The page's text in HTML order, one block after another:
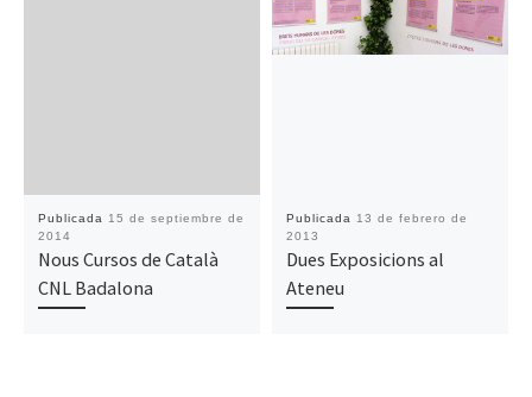
Publicada
15 de septiembre de
2014
Nous Cursos de Català
CNL Badalona
Publicada
13 de febrero de
2013
Dues Exposicions al
Ateneu